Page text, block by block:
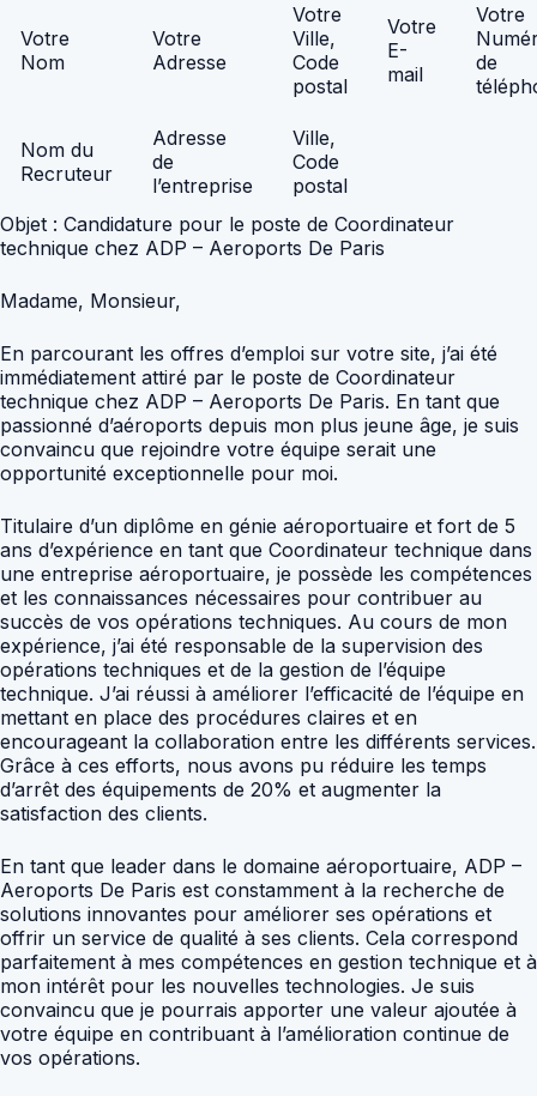
Votre
Nom
Votre
Adresse
Votre
Ville,
Code
postal
Votre
E-
mail
Votre
de
Nom du
Recruteur
Adresse
de
l’entreprise
Ville,
Code
postal
Objet : Candidature pour le poste de Coordinateur
technique chez ADP – Aeroports De Paris
Madame, Monsieur,
En parcourant les offres d’emploi sur votre site, j’ai été
immédiatement attiré par le poste de Coordinateur
technique chez ADP – Aeroports De Paris. En tant que
passionné d’aéroports depuis mon plus jeune âge, je suis
convaincu que rejoindre votre équipe serait une
opportunité exceptionnelle pour moi.
Titulaire d’un diplôme en génie aéroportuaire et fort de 5
ans d’expérience en tant que Coordinateur technique dans
une entreprise aéroportuaire, je possède les compétences
et les connaissances nécessaires pour contribuer au
succès de vos opérations techniques. Au cours de mon
expérience, j’ai été responsable de la supervision des
opérations techniques et de la gestion de l’équipe
technique. J’ai réussi à améliorer l’efficacité de l’équipe en
mettant en place des procédures claires et en
encourageant la collaboration entre les différents services.
Grâce à ces efforts, nous avons pu réduire les temps
d’arrêt des équipements de 20% et augmenter la
satisfaction des clients.
En tant que leader dans le domaine aéroportuaire, ADP –
Aeroports De Paris est constamment à la recherche de
solutions innovantes pour améliorer ses opérations et
offrir un service de qualité à ses clients. Cela correspond
parfaitement à mes compétences en gestion technique et à
mon intérêt pour les nouvelles technologies. Je suis
convaincu que je pourrais apporter une valeur ajoutée à
votre équipe en contribuant à l’amélioration continue de
vos opérations.